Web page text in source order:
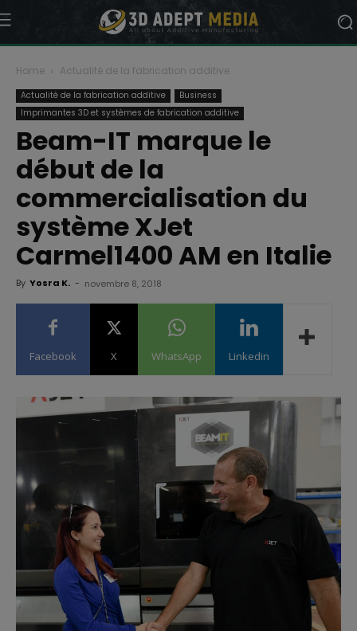
Home Actualité de la fabrication additive
Actualité de la fabrication additive
Business
Imprimantes 3D et systèmes de fabrication additive
Beam-IT marque le
début de la
commercialisation du
système XJet
Carmel1400 AM en Italie
By Yosra K. - novembre 8, 2018
Facebook X WhatsApp Linkedin